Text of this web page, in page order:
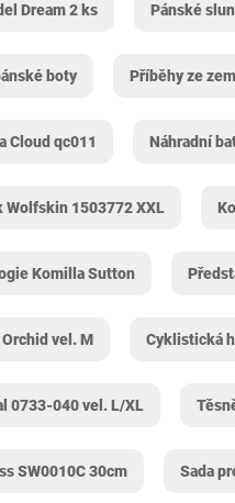
Dream 2 ks Pánské
boty Příběhy ze
Cloud qc011 Náhradní
Wolfskin 1503772 XXL
Komilla Sutton
vel. M Cyklistická
0733-040 vel. L/XL
‎SW0010C 30cm Sada